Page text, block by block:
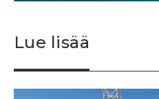
Lue lisää